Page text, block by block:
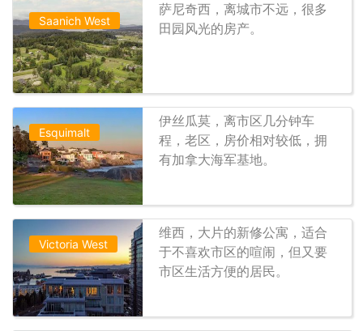
Saanich West
萨尼奇西，离城市不远，很多
田园风光的房产。
Esquimalt
伊丝瓜莫，离市区几分钟车
程，老区，房价相对较低，拥
有加拿大海军基地。
Victoria West
维西，大片的新修公寓，适合
于不喜欢市区的喧闹，但又要
市区生活方便的居民。